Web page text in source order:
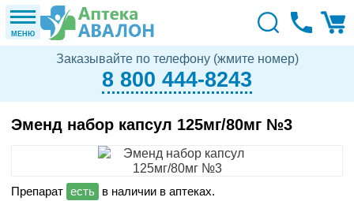
МЕНЮ
Заказывайте по телефону (жмите номер)
8 800 444-8243
Эменд набор капсул 125мг/80мг №3
в наличии в аптеках.